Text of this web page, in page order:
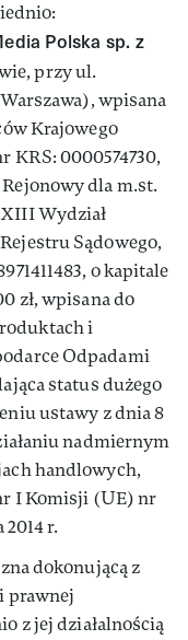
Polska sp. z
przy ul.
wpisana
Krajowego
KRS: 0000574730,
dla m.st.
Wydział
Sądowego,
o kapitale
zł, wpisana do
i
Odpadami
status dużego
ustawy z dnia 8
nadmiernym
handlowych,
I Komisji (UE) nr
2014 r.
dokonującą z
prawnej
z jej działalnością